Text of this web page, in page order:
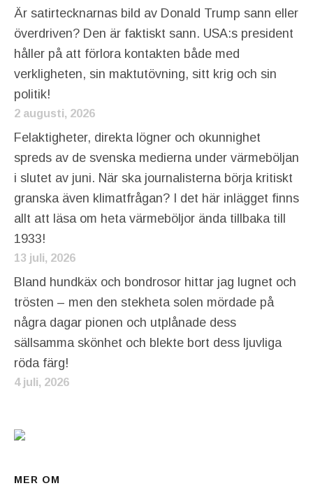
Är satirtecknarnas bild av Donald Trump sann eller
överdriven? Den är faktiskt sann. USA:s president
håller på att förlora kontakten både med
verkligheten, sin maktutövning, sitt krig och sin
politik!
2 augusti, 2026
Felaktigheter, direkta lögner och okunnighet
spreds av de svenska medierna under värmeböljan
i slutet av juni. När ska journalisterna börja kritiskt
granska även klimatfrågan? I det här inlägget finns
allt att läsa om heta värmeböljor ända tillbaka till
1933!
13 juli, 2026
Bland hundkäx och bondrosor hittar jag lugnet och
trösten – men den stekheta solen mördade på
några dagar pionen och utplånade dess
sällsamma skönhet och blekte bort dess ljuvliga
röda färg!
4 juli, 2026
MER OM